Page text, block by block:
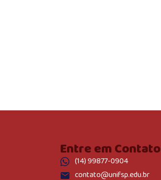
Entre em Contato
(14) 99877-0904
contato@unifsp.edu.br